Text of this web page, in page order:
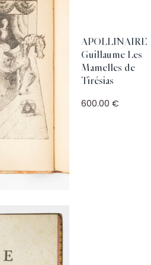
APOLLINAIRE
Guillaume Les
Mamelles de
Tirésias
600.00 €